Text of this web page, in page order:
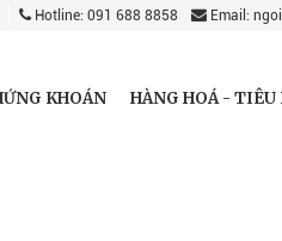
Hotline: 091 688 8858 Email:
KHOÁN HÀNG HOÁ - TIÊU